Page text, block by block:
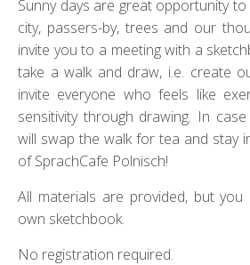
Sunny days are great opportunity
city, passers-by, trees and our
invite you to a meeting with a
take a walk and draw, i.e. create
invite everyone who feels like
sensitivity through drawing. In
will swap the walk for tea and stay
of SprachCafe Polnisch!
All materials are provided, but
own sketchbook.
No registration required.